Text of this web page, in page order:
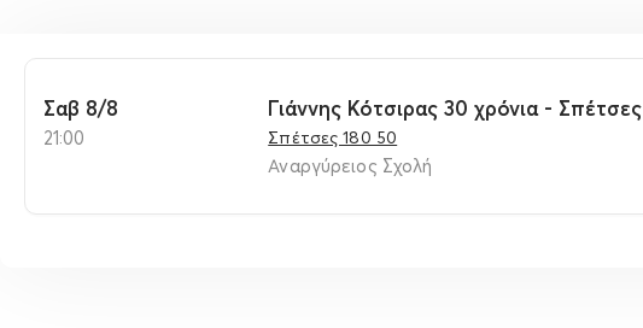
Σαβ 8/8
21:00
Γιάννης Κότσιρας 30 χρόνια - Σπέτσες
Σπέτσες 180 50
Αναργύρειος Σχολή